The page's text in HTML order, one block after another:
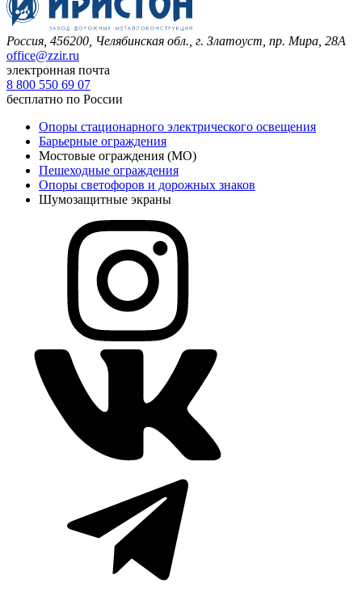
Россия, 456200, Челябинская обл., г. Златоуст, пр. Мира, 28А
office@zzir.ru
электронная почта
8 800 550 69 07
бесплатно по России
Опоры стационарного электрического освещения
Барьерные ограждения
Мостовые ограждения (МО)
Пешеходные ограждения
Опоры светофоров и дорожных знаков
Шумозащитные экраны